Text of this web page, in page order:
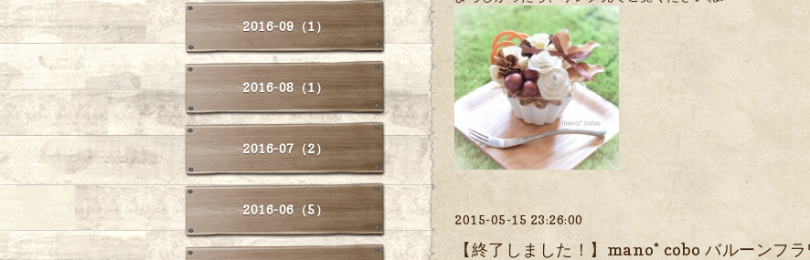
2015-05-15 23:26:00
【終了しました！】mano* cobo バルーンフ
2016-09（1）
2016-08（1）
2016-07（2）
2016-06（5）